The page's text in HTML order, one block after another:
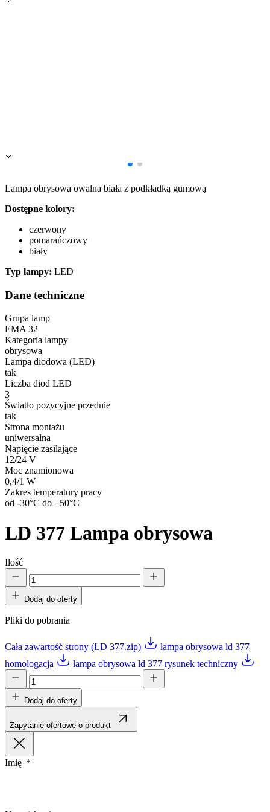
Lampa obrysowa owalna biała z podkładką gumową
Dostępne kolory:
czerwony
pomarańczowy
biały
Typ lampy: LED
Dane techniczne
Grupa lamp
EMA 32
Kategoria lampy
obrysowa
Lampa diodowa (LED)
tak
Liczba diod LED
3
Światło pozycyjne przednie
tak
Strona montażu
uniwersalna
Napięcie zasilające
12/24 V
Moc znamionowa
0,4/1 W
Zakres temperatury pracy
od -30°C do +50°C
LD 377 Lampa obrysowa
Ilość
Dodaj do oferty
Pliki do pobrania
Cała zawartość strony (LD 377.zip)
lampa obrysowa ld 377
homologacja
lampa obrysowa ld 377 rysunek techniczny
Dodaj do oferty
Zapytanie ofertowe o produkt
Imię